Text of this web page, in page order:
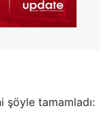
şöyle tamamladı: